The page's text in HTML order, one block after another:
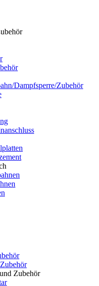
Dampfsperre/Zubehör
Zubehör